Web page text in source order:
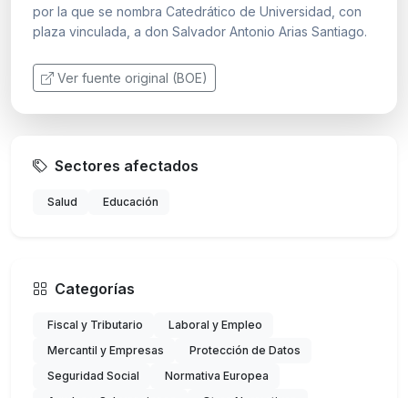
por la que se nombra Catedrático de Universidad, con
plaza vinculada, a don Salvador Antonio Arias Santiago.
Ver fuente original (BOE)
Sectores afectados
Salud Educación
Categorías
Fiscal y Tributario
Laboral y Empleo
Mercantil y Empresas
Protección de Datos
Seguridad Social
Normativa Europea